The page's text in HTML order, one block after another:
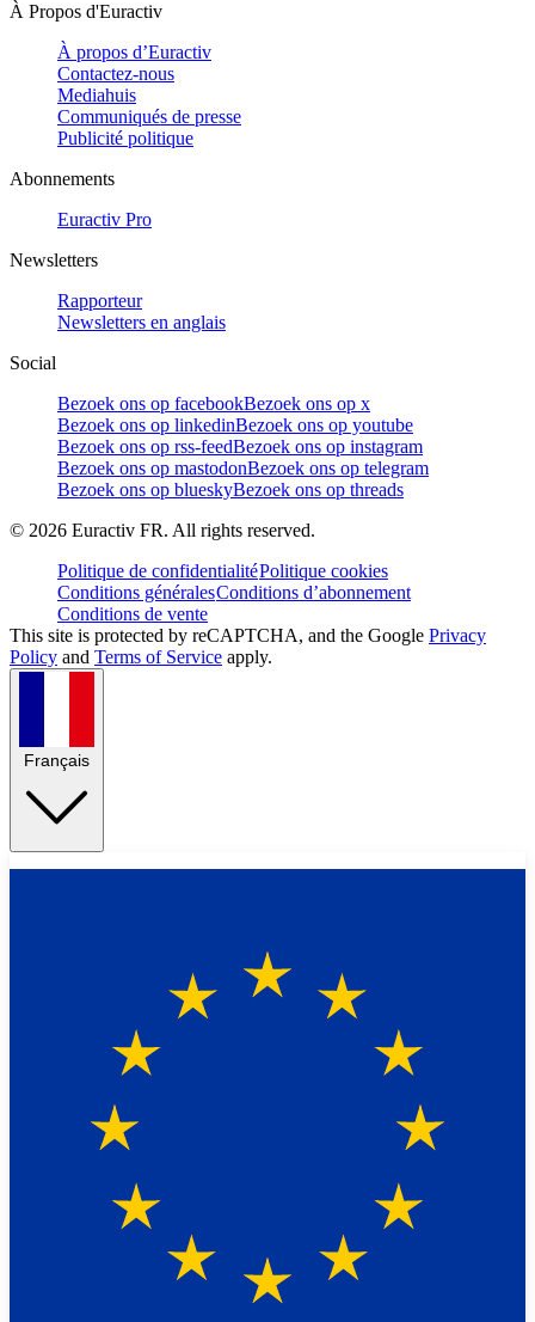
À Propos d'Euractiv
À propos d’Euractiv
Contactez-nous
Mediahuis
Communiqués de presse
Publicité politique
Abonnements
Euractiv Pro
Newsletters
Rapporteur
Newsletters en anglais
Social
Bezoek ons op facebookBezoek ons op x
Bezoek ons op linkedinBezoek ons op youtube
Bezoek ons op rss-feedBezoek ons op instagram
Bezoek ons op mastodonBezoek ons op telegram
Bezoek ons op blueskyBezoek ons op threads
© 2026 Euractiv FR. All rights reserved.
Politique de confidentialitéPolitique cookies
Conditions généralesConditions d’abonnement
Conditions de vente
This site is protected by reCAPTCHA, and the Google Privacy
Policy and Terms of Service apply.
Français